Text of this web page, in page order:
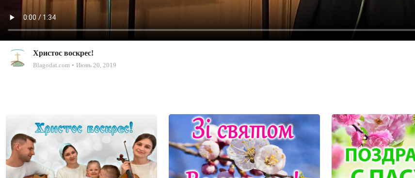
Христос воскрес!
Blagodat.com Июнь 20, 2019